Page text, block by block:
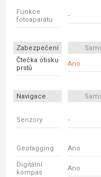
Funkce
fotoaparátu
-
Zabezpečení
Čtečka otisku
prstů
Ano
Navigace
Senzory -
Geotagging Ano
Digitální
kompas
Ano